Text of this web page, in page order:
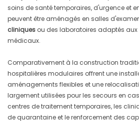
soins de santé temporaires, d'urgence et
peuvent être aménagés en salles
cliniques ou des laboratoires adaptés
médicaux.
Comparativement à la construction
hospitalières modulaires offrent une
aménagements flexibles et une
largement utilisées pour les secours en
centres de traitement temporaires, les
de quarantaine et le renforcement des